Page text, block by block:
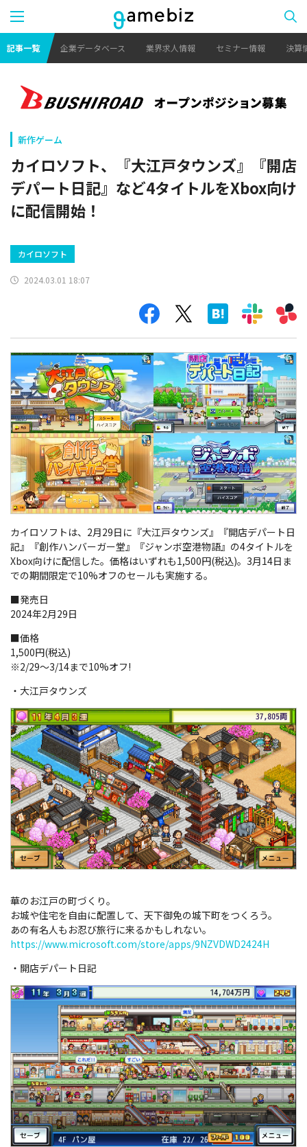
記事一覧 企業データベース 業界求人情報 セミナー情報 決算
新作ゲーム
カイロソフト、『大江戸タウンズ』『開店
デパート日記』など4タイトルをXbox向け
に配信開始！
カイロソフト
2024.03.01 18:07
カイロソフトは、2月29日に『大江戸タウンズ』『開店デパート日
記』『創作ハンバーガー堂』『ジャンボ空港物語』の4タイトルを
Xbox向けに配信した。価格はいずれも1,500円(税込)。3月14日ま
での期間限定で10%オフのセールも実施する。
■発売日
2024年2月29日
■価格
1,500円(税込)
※2/29～3/14まで10%オフ!
・大江戸タウンズ
華のお江戸の町づくり。
お城や住宅を自由に配置して、天下御免の城下町をつくろう。
あの有名人もお忍び旅行に来るかもしれない。
https://www.microsoft.com/store/apps/9NZVDWD2424H
・開店デパート日記